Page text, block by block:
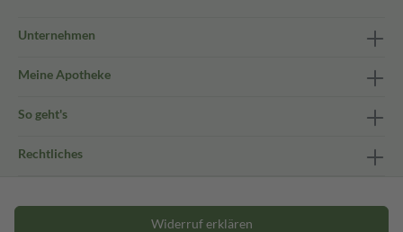
Unternehmen
Meine Apotheke
So geht's
Rechtliches
Widerruf erklären